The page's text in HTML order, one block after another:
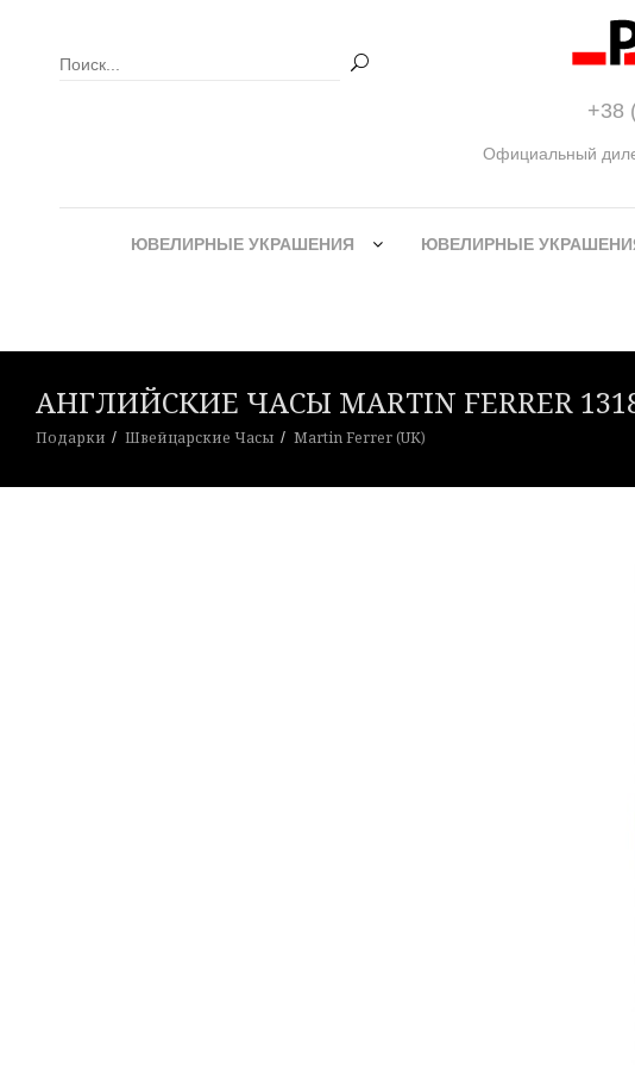
+38
Официальный
ЮВЕЛИРНЫЕ УКРАШЕНИЯ ЮВЕЛИРНЫЕ
АНГЛИЙСКИЕ ЧАСЫ MARTIN FERRER
Подарки Швейцарские Часы Martin Ferrer (UK)